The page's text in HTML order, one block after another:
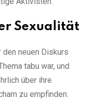
Sexualität
neuen Diskurs
tabu war, und
über ihre
zu empfinden.